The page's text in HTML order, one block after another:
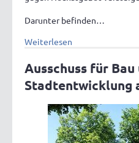
Darunter befinden…
Weiterlesen
Ausschuss für Bau
Stadtentwicklung